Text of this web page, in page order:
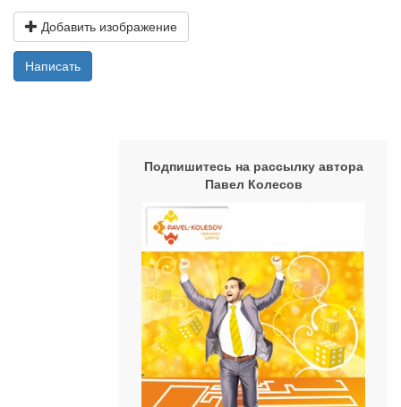
Добавить изображение
Написать
Подпишитесь на рассылку автора
Павел Колесов